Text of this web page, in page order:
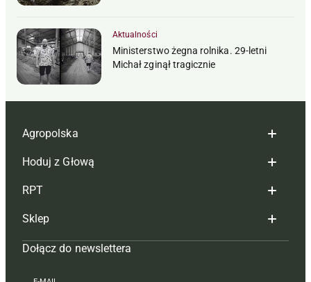
Aktualności
Ministerstwo żegna rolnika. 29-letni
Michał zginął tragicznie
Agropolska
Redakcja
Reklama
Tagi
Mapa serwisu
Kontakt
Hoduj z Głową
Hoduj z głową bydło
Hoduj z głową świnie
Prenumerata
Redakcja
RPT
Redakcja
Prenumerata
Reklama
Sklep
Czasopisma i prenumerata
Dołącz do newslettera